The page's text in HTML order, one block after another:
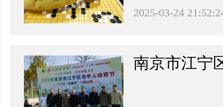
2025-03-24
南京市江宁